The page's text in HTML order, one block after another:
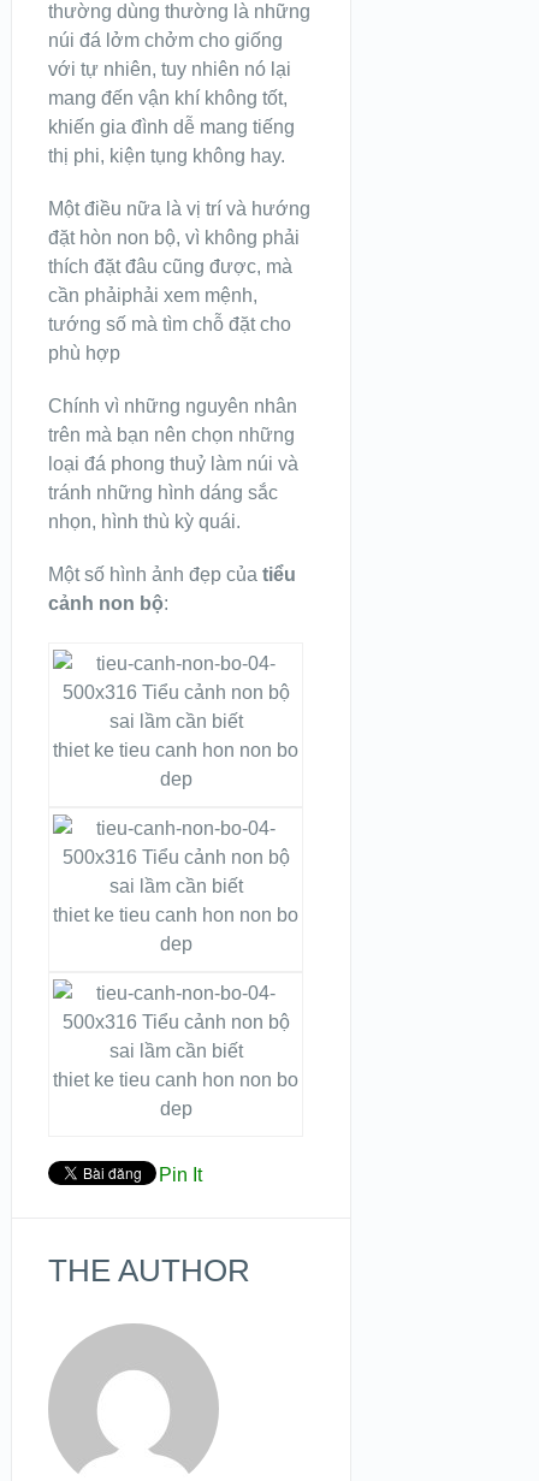
thường dùng thường là những
núi đá lởm chởm cho giống
với tự nhiên, tuy nhiên nó lại
mang đến vận khí không tốt,
khiến gia đình dễ mang tiếng
thị phi, kiện tụng không hay.
Một điều nữa là vị trí và hướng
đặt hòn non bộ, vì không phải
thích đặt đâu cũng được, mà
cần phảiphải xem mệnh,
tướng số mà tìm chỗ đặt cho
phù hợp
Chính vì những nguyên nhân
trên mà bạn nên chọn những
loại đá phong thuỷ làm núi và
tránh những hình dáng sắc
nhọn, hình thù kỳ quái.
Một số hình ảnh đẹp của tiểu
cảnh non bộ:
thiet ke tieu canh hon non bo
dep
thiet ke tieu canh hon non bo
dep
thiet ke tieu canh hon non bo
dep
Pin It
THE AUTHOR